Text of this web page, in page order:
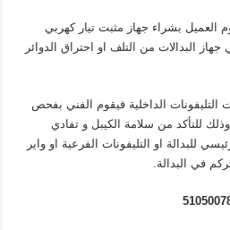
العميل بشراء جهاز مثبت تيار كهربي
البدالات من التلف او احتراق الدوائر
التليفونات الداخلية فيقوم الفني بفحص
للتأكد من سلامة الكيبل و تفادي
للبدالة او التليفونات الفرعية او واير
في البدالة.